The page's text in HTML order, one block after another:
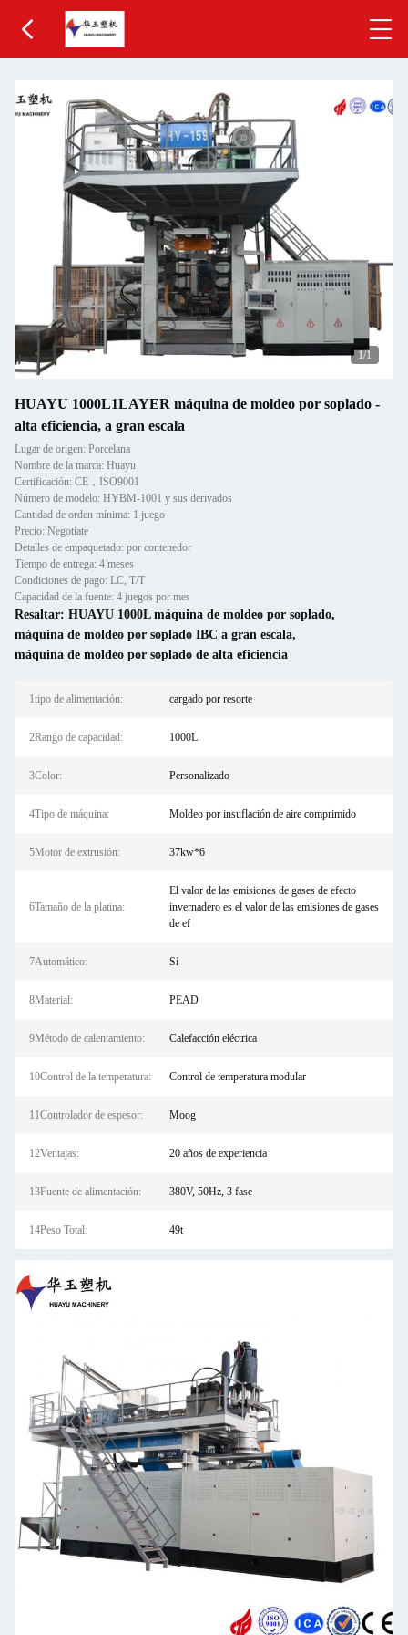
1/1
HUAYU 1000L1LAYER máquina de moldeo por soplado -
alta eficiencia, a gran escala
Lugar de origen: Porcelana
Nombre de la marca: Huayu
Certificación: CE，ISO9001
Número de modelo: HYBM-1001 y sus derivados
Cantidad de orden mínima: 1 juego
Precio: Negotiate
Detalles de empaquetado: por contenedor
Tiempo de entrega: 4 meses
Condiciones de pago: LC, T/T
Capacidad de la fuente: 4 juegos por mes
Resaltar: HUAYU 1000L máquina de moldeo por soplado,
máquina de moldeo por soplado IBC a gran escala,
máquina de moldeo por soplado de alta eficiencia
1tipo de alimentación: cargado por resorte
2Rango de capacidad: 1000L
3Color: Personalizado
4Tipo de máquina: Moldeo por insuflación de aire comprimido
5Motor de extrusión: 37kw*6
6Tamaño de la platina:
El valor de las emisiones de gases de efecto
invernadero es el valor de las emisiones de gases
de ef
7Automático: Sí
8Material: PEAD
9Método de calentamiento: Calefacción eléctrica
10Control de la temperatura: Control de temperatura modular
11Controlador de espesor: Moog
12Ventajas: 20 años de experiencia
13Fuente de alimentación: 380V, 50Hz, 3 fase
14Peso Total: 49t